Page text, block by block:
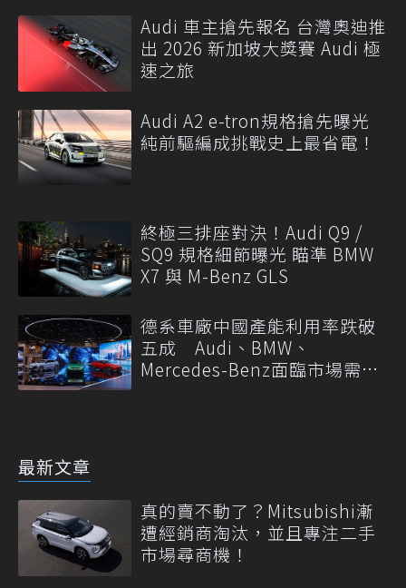
Audi 車主搶先報名 台灣奧迪推
出 2026 新加坡大獎賽 Audi 極
速之旅
Audi A2 e-tron規格搶先曝光
純前驅編成挑戰史上最省電！
終極三排座對決！Audi Q9 /
SQ9 規格細節曝光 瞄準 BMW
X7 與 M-Benz GLS
德系車廠中國產能利用率跌破
五成 Audi、BMW、
Mercedes-Benz面臨市場需求
最新文章
真的賣不動了？Mitsubishi漸
遭經銷商淘汰，並且專注二手
市場尋商機！